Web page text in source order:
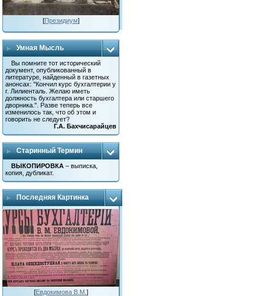
[Президиум]
Умная Мысль
Вы помните тот исторический
документ, опубликованный в
литературе, найденный в газетных
анонсах: "Кончил курс бухгалтерии у
г. Лилиенталь. Желаю иметь
должность бухгалтера или старшего
дворника.". Разве теперь все
изменилось так, что об этом и
говорить не следует?
Г.А. Бахчисарайцев
Старинный Термин
ВЫКОПИРОВКА – выписка,
копия, дубликат.
Последняя Картинка
[Евдокимова В.М. ]